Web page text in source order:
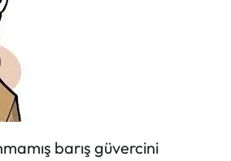
barış güvercini